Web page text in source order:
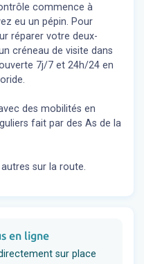
commence à
eu un pépin. Pour
réparer votre deux-
créneau de visite dans
7j/7 et 24h/24 en
des mobilités en
fait par des As de la
sur la route.
en ligne
sur place